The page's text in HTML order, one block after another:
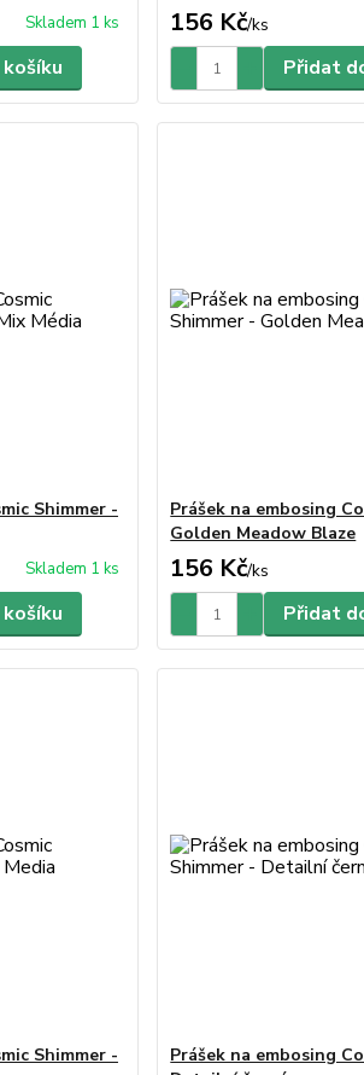
Skladem 1 ks 156 Kč/ks
Přidat
Shimmer -
Skladem 1 ks
Prášek na embosing
Golden Meadow Blaze
156 Kč/ks
Přidat
Shimmer -
Prášek na embosing